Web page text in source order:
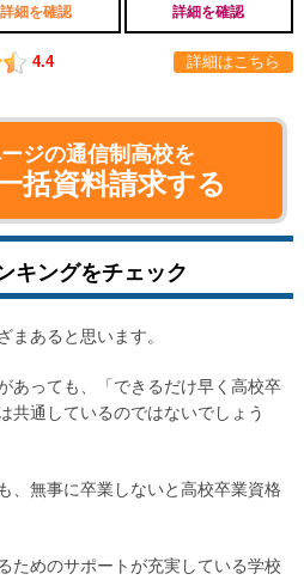
詳細を確認 詳細を確認
4.4 詳細はこちら
ジの通信制高校を
括資料請求する
キングをチェック
まあると思います。
あっても、「できるだけ早く高校卒
共通しているのではないでしょう
、無事に卒業しないと高校卒業資格
ためのサポートが充実している学校